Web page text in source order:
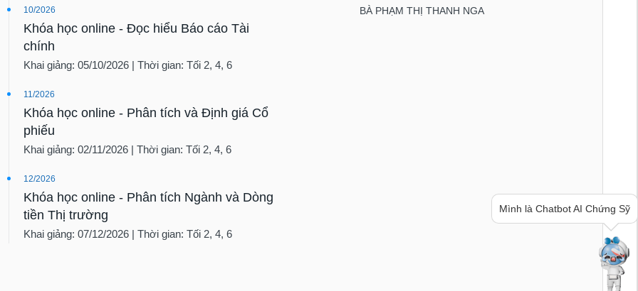
10/2026
Khóa học online - Đọc hiểu Báo cáo Tài
chính
Khai giảng: 05/10/2026 | Thời gian: Tối 2, 4, 6
11/2026
Khóa học online - Phân tích và Định giá Cổ
phiếu
Khai giảng: 02/11/2026 | Thời gian: Tối 2, 4, 6
12/2026
Khóa học online - Phân tích Ngành và Dòng
tiền Thị trường
Khai giảng: 07/12/2026 | Thời gian: Tối 2, 4, 6
BÀ PHẠM THỊ THANH NGA
Mình là Chatbot AI Chứng Sỹ